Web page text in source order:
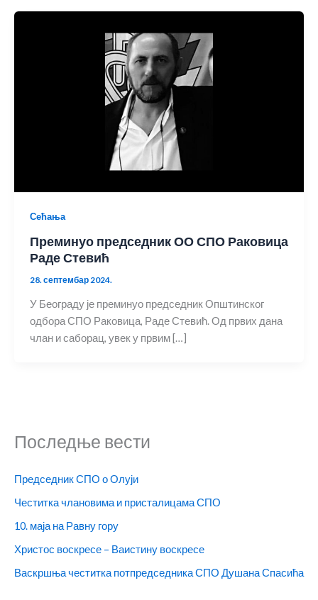
Сећања
Преминуо председник ОО СПО Раковица
Раде Стевић
28. септембар 2024.
У Београду је преминуо председник Општинског
одбора СПО Раковица, Раде Стевић. Од првих дана
члан и саборац, увек у првим […]
Последње вести
Председник СПО о Олуји
Честитка члановима и присталицама СПО
10. маја на Равну гору
Христос воскресе – Ваистину воскресе
Васкршња честитка потпредседника СПО Душана Спасића